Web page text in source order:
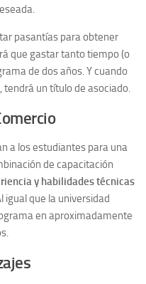
pasantías para obtener
que gastar tanto tiempo (o
de dos años. Y cuando
un título de asociado.
a los estudiantes para una
de capacitación
y habilidades técnicas
igual que la universidad
en aproximadamente